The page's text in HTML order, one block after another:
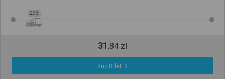
293
31,84 zł
Kup Bilet